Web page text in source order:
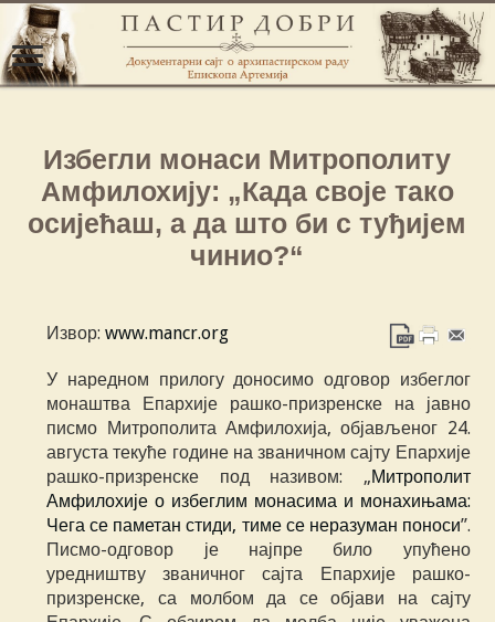
Избегли монаси Митрополиту
Амфилохију: „Када своје тако
осијећаш, а да што би с туђијем
чинио?“
Извор:www.mancr.org
У наредном прилогу доносимо одговор избеглог
монаштва Епархије рашко-призренске на јавно
писмо Митрополита Амфилохија, објављеног 24.
августа текуће године на званичном сајту Епархије
рашко-призренске под називом: „Митрополит
Амфилохије о избеглим монасима и монахињама:
Чега се паметан стиди, тиме се неразуман поноси”.
Писмо-одговор је најпре било упућено
уредништву званичног сајта Епархије рашко-
призренске, са молбом да се објави на сајту